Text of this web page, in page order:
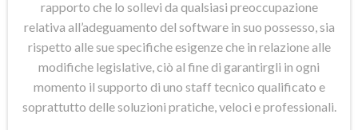
rapporto che lo sollevi da qualsiasi preoccupazione
relativa all’adeguamento del software in suo possesso, sia
rispetto alle sue specifiche esigenze che in relazione alle
modifiche legislative, ciò al fine di garantirgli in ogni
momento il supporto di uno staff tecnico qualificato e
soprattutto delle soluzioni pratiche, veloci e professionali.